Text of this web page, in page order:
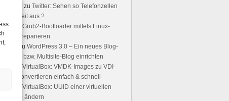
Kerstin W zu Twitter: Sehen so Telefonzellen
der Neuzeit aus ?
Grub2-Bootloader mittels Linux-
CD reparieren
zu WordPress 3.0 – Ein neues Blog-
Netzwerk bzw. Multisite-Blog einrichten
VirtualBox: VMDK-Images zu VDI-
Images convertieren einfach & schnell
VirtualBox: UUID einer virtuellen
Festplatte ändern